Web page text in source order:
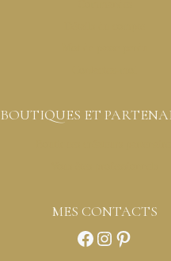
BOUTIQUES ET
MES CONTACTS
Facebook
Instagram
Pinterest